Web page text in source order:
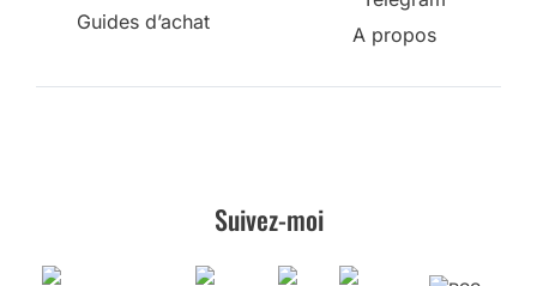
Suivez-moi
Reproductions & autorisations